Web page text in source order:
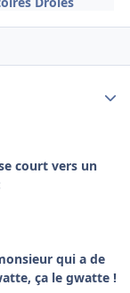
court vers un
qui a de
ça le gwatte !